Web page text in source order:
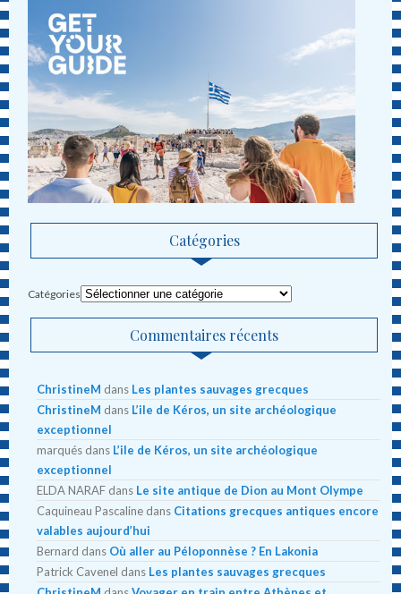
Catégories
Catégories
Commentaires récents
ChristineM dans Les plantes sauvages grecques
ChristineM dans L’ile de Kéros, un site archéologique
exceptionnel
marqués dans L’ile de Kéros, un site archéologique
exceptionnel
ELDA NARAF dans Le site antique de Dion au Mont Olympe
Caquineau Pascaline dans Citations grecques antiques encore
valables aujourd’hui
Bernard dans Où aller au Péloponnèse ? En Lakonia
Patrick Cavenel dans Les plantes sauvages grecques